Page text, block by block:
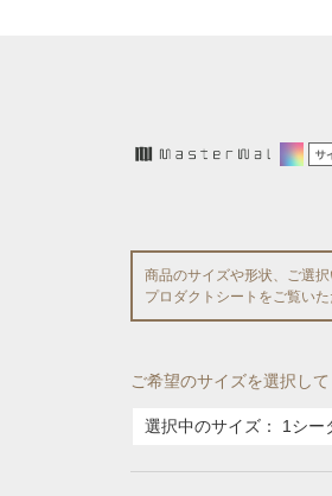
商品のサイズや形状、ご選
プロダクトシートをご覧い
ご希望のサイズを選択し
選択中のサイズ： 1シー